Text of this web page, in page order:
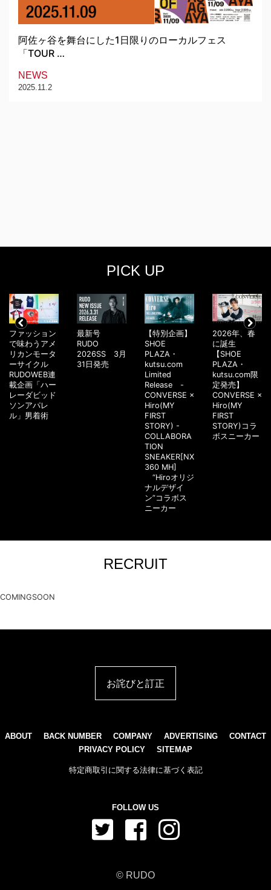
阿佐ヶ谷を舞台にした1日限りのローカルフェス
「TOUR …
NEWS
2025.11.2
PICK UP
ファッション
で味わうアメ
リカンモータ
ーサイクル
RUDOWEB連
載企画「ハー
レーダビッド
ソンアパレ
ル」男着術
最新号
RUDO
2026SS 3月
31日発売
【特別企画】
SHOE
PLAZA・
kutsu.com
Limited
Release -
CONVERSE ×
Hiro(MY
FIRST
STORY) -
COLLABORA
TION
SNEAKER[NX
360 MH]
“Hiroオリジ
ナルデザイ
ン”コラボス
ニーカー
2026年、春
に誕生
【SHOE
PLAZA・
kutsu.com限
定発売】
CONVERSE ×
Hiro(MY
FIRST
STORY)コラ
ボスニーカー
RECRUIT
COMINGSOON
お詫びと訂正
ABOUT BACK NUMBER COMPANY ADVERTISING
CONTACT
PRIVACY POLICY
SITEMAP
特定商取引に関する法律に基づく表記
FOLLOW US
© RUDO